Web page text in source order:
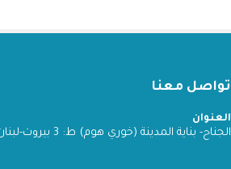
تواصل معنا
العنوان
الجناح- بناية المدينة (خوري هوم) ط: 3 بيروت-لبنان